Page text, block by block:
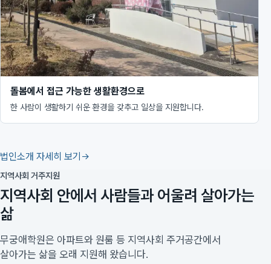
돌봄에서 접근 가능한 생활환경으로
한 사람이 생활하기 쉬운 환경을 갖추고 일상을 지원합니다.
법인소개 자세히 보기
지역사회 거주지원
지역사회 안에서 사람들과 어울려 살아가는
삶
무궁애학원은 아파트와 원룸 등 지역사회 주거공간에서
살아가는 삶을 오래 지원해 왔습니다.